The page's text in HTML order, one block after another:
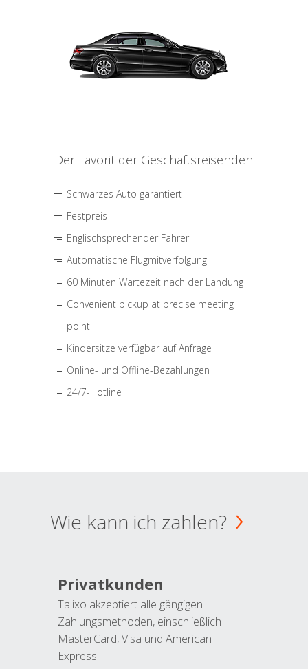
Der Favorit der Geschäftsreisenden
Schwarzes Auto garantiert
Festpreis
Englischsprechender Fahrer
Automatische Flugmitverfolgung
60 Minuten Wartezeit nach der Landung
Convenient pickup at precise meeting
point
Kindersitze verfügbar auf Anfrage
Online- und Offline-Bezahlungen
24/7-Hotline
Wie kann ich zahlen?
Privatkunden
Talixo akzeptiert alle gängigen
Zahlungsmethoden, einschließlich
MasterCard, Visa und American
Express.